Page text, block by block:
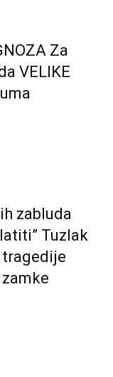
Za
VELIKE
zabluda
Tuzlak
tragedije